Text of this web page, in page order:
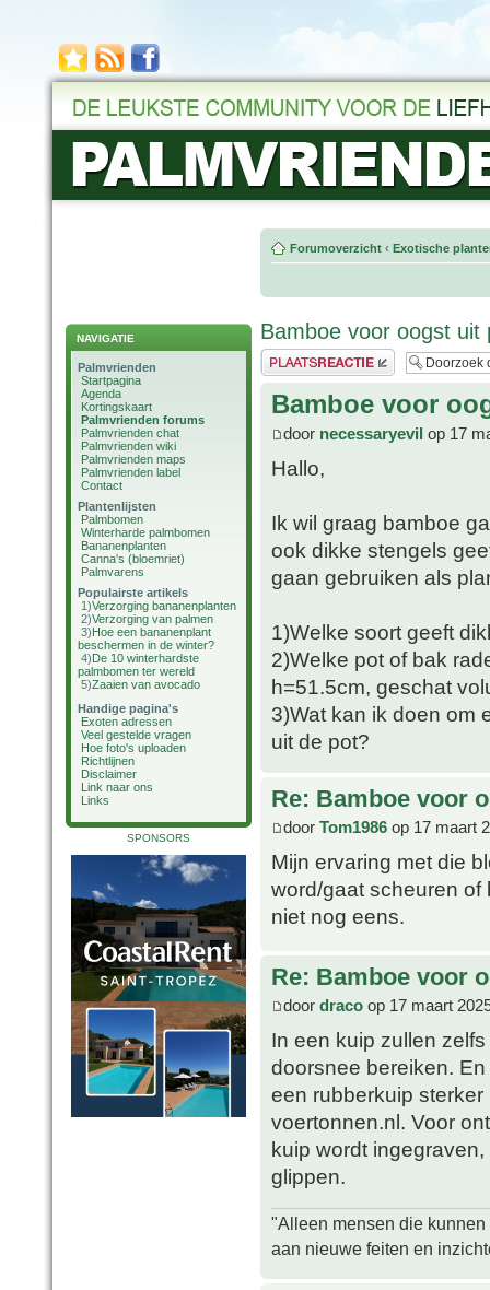
NAVIGATIE
Palmvrienden
Startpagina
Agenda
Kortingskaart
Palmvrienden forums
Palmvrienden chat
Palmvrienden wiki
Palmvrienden maps
Palmvrienden label
Contact
Plantenlijsten
Palmbomen
Winterharde palmbomen
Bananenplanten
Canna's (bloemriet)
Palmvarens
Populairste artikels
1)Verzorging bananenplanten
2)Verzorging van palmen
3)Hoe een bananenplant
beschermen in de winter?
4)De 10 winterhardste
palmbomen ter wereld
5)Zaaien van avocado
Handige pagina's
Exoten adressen
Veel gestelde vragen
Hoe foto's uploaden
Richtlijnen
Disclaimer
Link naar ons
Links
SPONSORS
Forumoverzicht ‹ Exotische
Bamboe voor oogst uit
Plaats een reactie
Bamboe voor
door necessaryevil op 17
Hallo,
Ik wil graag bamboe
ook dikke stengels
gaan gebruiken als
1)Welke soort geeft
2)Welke pot of bak
h=51.5cm, geschat
3)Wat kan ik doen om
uit de pot?
Re: Bamboe voor
door Tom1986 op 17 maart
Mijn ervaring met die
word/gaat scheuren of
niet nog eens.
Re: Bamboe voor
door draco op 17 maart
In een kuip zullen
doorsnee bereiken.
een rubberkuip
voertonnen.nl. Voor
kuip wordt
glippen.
"Alleen mensen die
aan nieuwe feiten en